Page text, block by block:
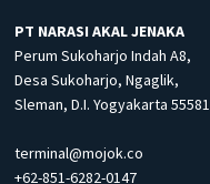
PT NARASI AKAL JENAKA
Perum Sukoharjo Indah A8,
Desa Sukoharjo, Ngaglik,
Sleman, D.I. Yogyakarta 55581
terminal@mojok.co
+62-851-6282-0147